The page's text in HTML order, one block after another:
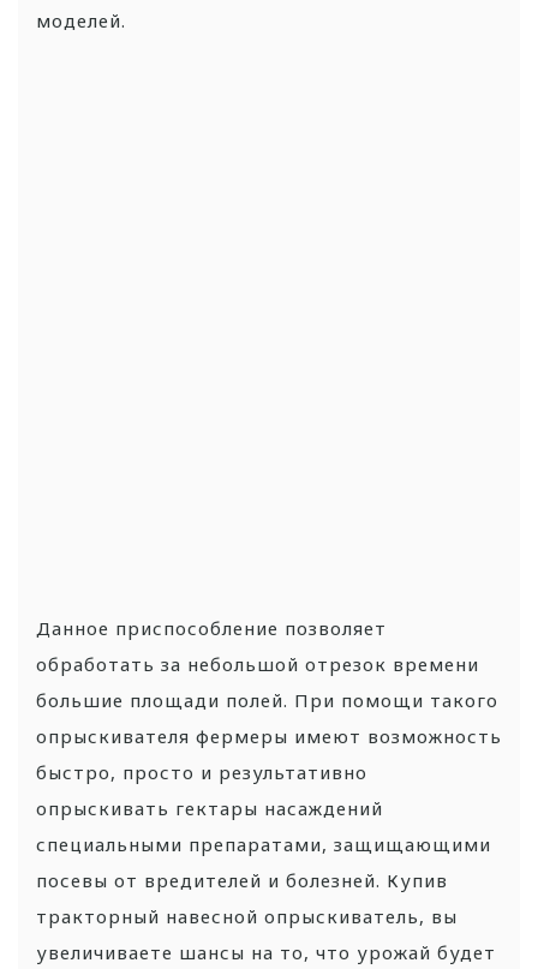
моделей.
Данное приспособление позволяет
обработать за небольшой отрезок времени
большие площади полей. При помощи такого
опрыскивателя фермеры имеют возможность
быстро, просто и результативно
опрыскивать гектары насаждений
специальными препаратами, защищающими
посевы от вредителей и болезней. Купив
тракторный навесной опрыскиватель, вы
увеличиваете шансы на то, что урожай будет